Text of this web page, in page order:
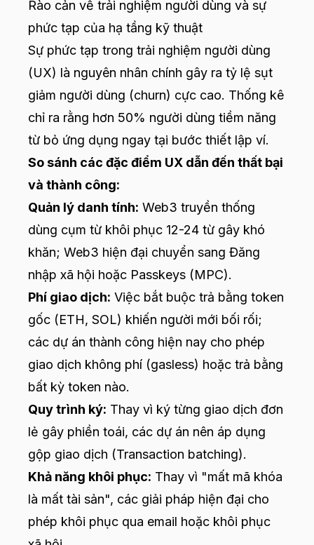
Rào cản về trải nghiệm người dùng và sự
phức tạp của hạ tầng kỹ thuật
Sự phức tạp trong trải nghiệm người dùng
(UX) là nguyên nhân chính gây ra tỷ lệ sụt
giảm người dùng (churn) cực cao. Thống kê
chỉ ra rằng hơn 50% người dùng tiềm năng
từ bỏ ứng dụng ngay tại bước thiết lập ví.
So sánh các đặc điểm UX dẫn đến thất bại
và thành công:
Quản lý danh tính: Web3 truyền thống
dùng cụm từ khôi phục 12-24 từ gây khó
khăn; Web3 hiện đại chuyển sang Đăng
nhập xã hội hoặc Passkeys (MPC).
Phí giao dịch: Việc bắt buộc trả bằng token
gốc (ETH, SOL) khiến người mới bối rối;
các dự án thành công hiện nay cho phép
giao dịch không phí (gasless) hoặc trả bằng
bất kỳ token nào.
Quy trình ký: Thay vì ký từng giao dịch đơn
lẻ gây phiền toái, các dự án nên áp dụng
gộp giao dịch (Transaction batching).
Khả năng khôi phục: Thay vì "mất mã khóa
là mất tài sản", các giải pháp hiện đại cho
phép khôi phục qua email hoặc khôi phục